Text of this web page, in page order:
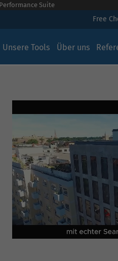
Suite
Free
Unsere Tools Über uns